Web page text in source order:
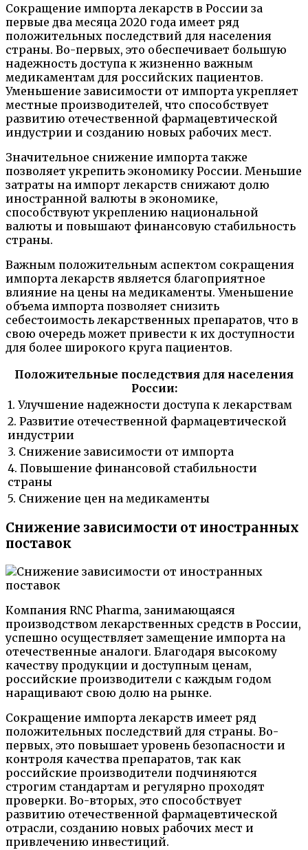
Сокращение импорта лекарств в России за
первые два месяца 2020 года имеет ряд
положительных последствий для населения
страны. Во-первых, это обеспечивает большую
надежность доступа к жизненно важным
медикаментам для российских пациентов.
Уменьшение зависимости от импорта укрепляет
местные производителей, что способствует
развитию отечественной фармацевтической
индустрии и созданию новых рабочих мест.
Значительное снижение импорта также
позволяет укрепить экономику России. Меньшие
затраты на импорт лекарств снижают долю
иностранной валюты в экономике,
способствуют укреплению национальной
валюты и повышают финансовую стабильность
страны.
Важным положительным аспектом сокращения
импорта лекарств является благоприятное
влияние на цены на медикаменты. Уменьшение
объема импорта позволяет снизить
себестоимость лекарственных препаратов, что в
свою очередь может привести к их доступности
для более широкого круга пациентов.
Положительные последствия для населения
России:
1. Улучшение надежности доступа к лекарствам
2. Развитие отечественной фармацевтической
индустрии
3. Снижение зависимости от импорта
4. Повышение финансовой стабильности
страны
5. Снижение цен на медикаменты
Снижение зависимости от иностранных
поставок
Компания RNC Pharma, занимающаяся
производством лекарственных средств в России,
успешно осуществляет замещение импорта на
отечественные аналоги. Благодаря высокому
качеству продукции и доступным ценам,
российские производители с каждым годом
наращивают свою долю на рынке.
Сокращение импорта лекарств имеет ряд
положительных последствий для страны. Во-
первых, это повышает уровень безопасности и
контроля качества препаратов, так как
российские производители подчиняются
строгим стандартам и регулярно проходят
проверки. Во-вторых, это способствует
развитию отечественной фармацевтической
отрасли, созданию новых рабочих мест и
привлечению инвестиций.